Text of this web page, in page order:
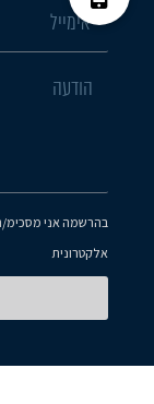
בהרשמה אני מסכימ/
אלקטרונית